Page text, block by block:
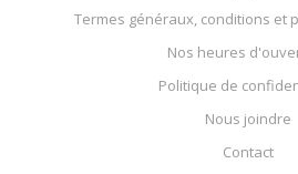
Termes généraux, conditions et
Nos heures
Politique de
Nous joindre
Contact